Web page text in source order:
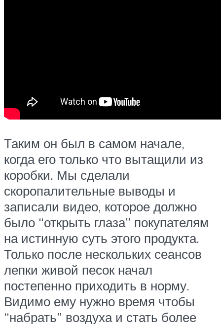
Таким он был в самом начале,
когда его только что вытащили из
коробки. Мы сделали
скоропалительные выводы и
записали видео, которое должно
было “открыть глаза” покупателям
на истинную суть этого продукта.
Только после нескольких сеансов
лепки живой песок начал
постепенно приходить в норму.
Видимо ему нужно время чтобы
“набрать” воздуха и стать более